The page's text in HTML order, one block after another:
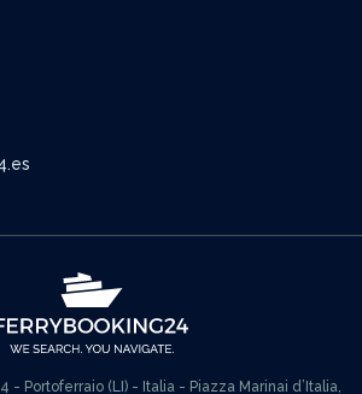
- Portoferraio (LI) - Italia - Piazza Marinai d’Italia,